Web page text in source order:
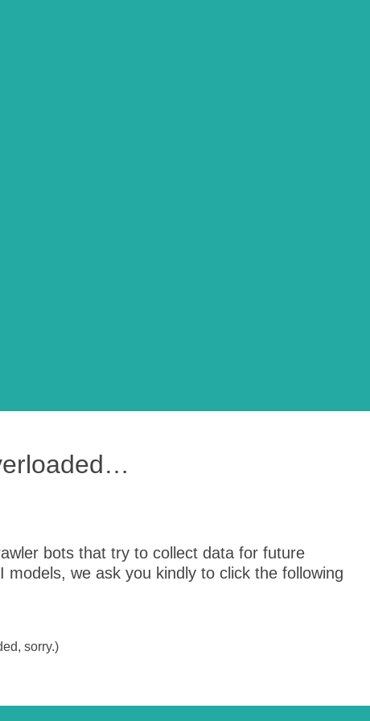
bots that try to collect data for future
models, we ask you kindly to click the following
sorry.)